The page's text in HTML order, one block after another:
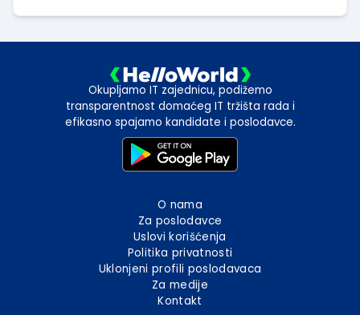
Okupljamo IT zajednicu, podižemo
transparentnost domaćeg IT tržišta rada i
efikasno spajamo kandidate i poslodavce.
O nama
Za poslodavce
Uslovi korišćenja
Politika privatnosti
Uklonjeni profili poslodavaca
Za medije
Kontakt